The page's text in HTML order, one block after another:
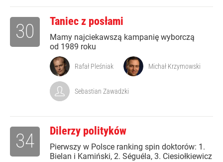
Taniec z posłami
Mamy najciekawszą kampanię wyborczą
od 1989 roku
30
Rafał Pleśniak Michał Krzymowski
Sebastian Zawadzki
Dilerzy polityków
Pierwszy w Polsce ranking spin doktorów: 1.
Bielan i Kamiński, 2. Séguéla, 3. Ciesiołkiewicz
34